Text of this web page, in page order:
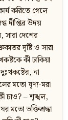
করিতে গেলে
দীপ্তির উদয়
দেশের
দৃষ্টি ও সারা
কী ঢাকিয়া
না
মতো ঘৃণ্য-মরা
চাও? – শৃঙ্খল,
মতো ভক্তিশ্রদ্ধা